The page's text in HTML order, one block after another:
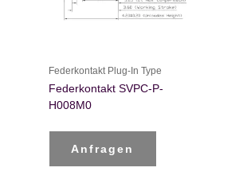
Federkontakt Plug-In Type
Federkontakt SVPC-P-
H008M0
Anfragen